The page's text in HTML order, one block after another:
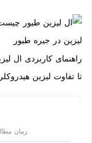
راهنمای کاربردی ال
تا تفاوت لیزین
زمان